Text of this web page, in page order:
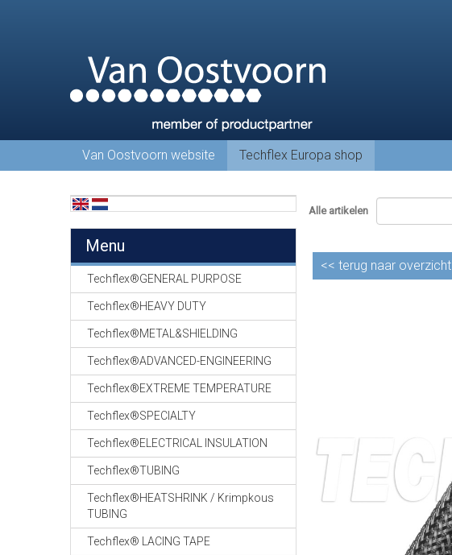
Van Oostvoorn website Techflex Europa shop
Menu
Techflex®GENERAL PURPOSE
Techflex®HEAVY DUTY
Techflex®METAL&SHIELDING
Techflex®ADVANCED-ENGINEERING
Techflex®EXTREME TEMPERATURE
Techflex®SPECIALTY
Techflex®ELECTRICAL INSULATION
Techflex®TUBING
Techflex®HEATSHRINK / Krimpkous
TUBING
Techflex® LACING TAPE
Alle artikelen
<< terug naar overzicht